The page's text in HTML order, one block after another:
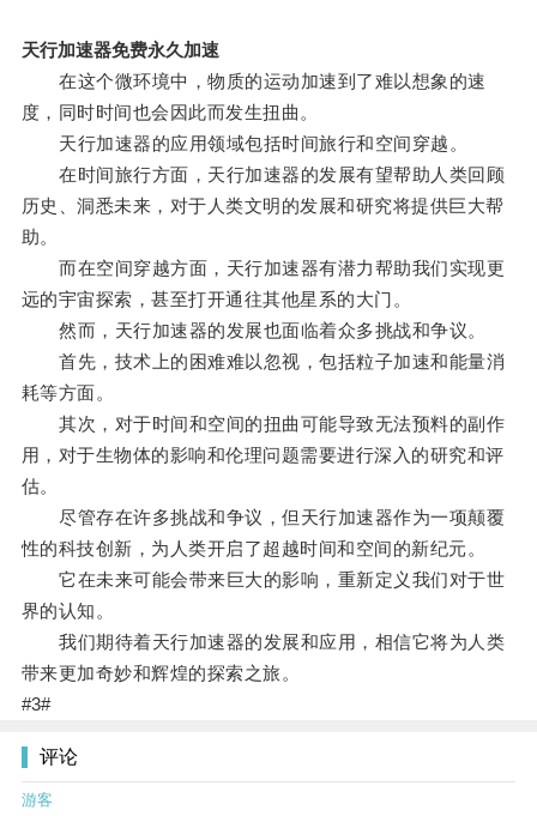
天行加速器免费永久加速
在这个微环境中，物质的运动加速到了难以想象的速
度，同时时间也会因此而发生扭曲。
天行加速器的应用领域包括时间旅行和空间穿越。
在时间旅行方面，天行加速器的发展有望帮助人类回顾
历史、洞悉未来，对于人类文明的发展和研究将提供巨大帮
助。
而在空间穿越方面，天行加速器有潜力帮助我们实现更
远的宇宙探索，甚至打开通往其他星系的大门。
然而，天行加速器的发展也面临着众多挑战和争议。
首先，技术上的困难难以忽视，包括粒子加速和能量消
耗等方面。
其次，对于时间和空间的扭曲可能导致无法预料的副作
用，对于生物体的影响和伦理问题需要进行深入的研究和评
估。
尽管存在许多挑战和争议，但天行加速器作为一项颠覆
性的科技创新，为人类开启了超越时间和空间的新纪元。
它在未来可能会带来巨大的影响，重新定义我们对于世
界的认知。
我们期待着天行加速器的发展和应用，相信它将为人类
带来更加奇妙和辉煌的探索之旅。
#3#
评论
游客